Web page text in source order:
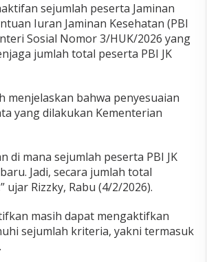
sejumlah peserta Jaminan
Iuran Jaminan Kesehatan (PBI
Sosial Nomor 3/HUK/2026 yang
jumlah total peserta PBI JK
menjelaskan bahwa penyesuaian
yang dilakukan Kementerian
di mana sejumlah peserta PBI JK
Jadi, secara jumlah total
ujar Rizzky, Rabu (4/2/2026).
masih dapat mengaktifkan
sejumlah kriteria, yakni termasuk